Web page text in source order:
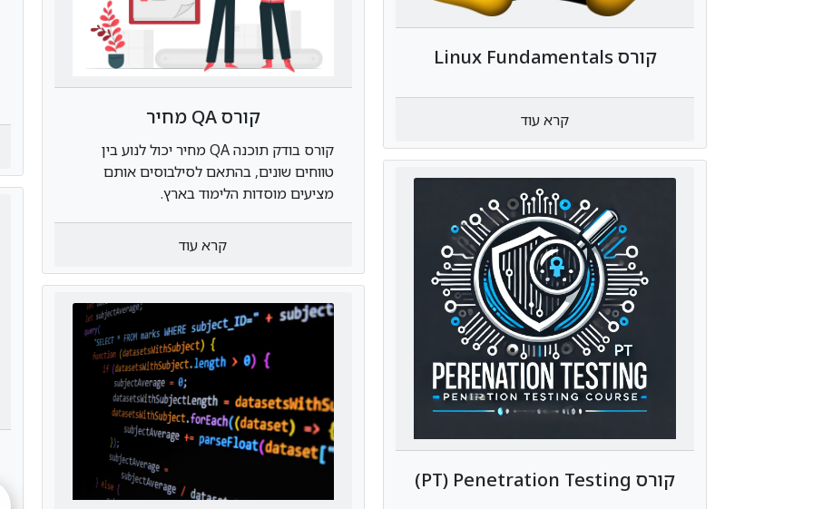
קורס QA מחיר
קורס בודק תוכנה QA מחיר יכול לנוע בין
טווחים שונים, בהתאם לסילבוסים אותם
מציעים מוסדות הלימוד בארץ.
קרא עוד
קורס Linux Fundamentals
קרא עוד
קורס PT) Penetration Testing)